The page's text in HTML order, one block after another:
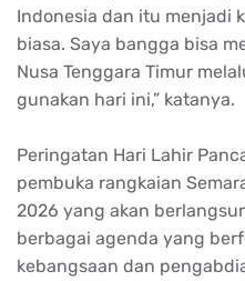
Indonesia dan itu menjadi
biasa. Saya bangga bisa
Nusa Tenggara Timur
gunakan hari ini,” katanya.
Peringatan Hari Lahir
pembuka rangkaian
2026 yang akan
berbagai agenda yang
kebangsaan dan